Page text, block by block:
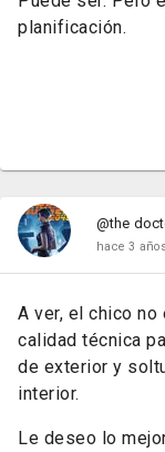
planificación.
@the
hace 3
A ver, el chico no
calidad técnica
de exterior y
interior.
Le deseo lo